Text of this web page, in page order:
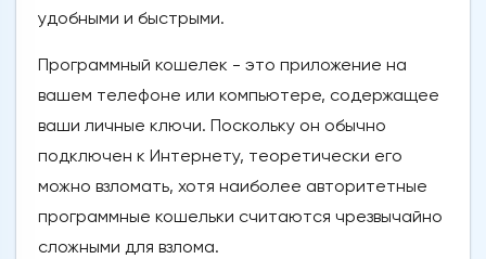
удобными и быстрыми.
Программный кошелек - это приложение на
вашем телефоне или компьютере, содержащее
ваши личные ключи. Поскольку он обычно
подключен к Интернету, теоретически его
можно взломать, хотя наиболее авторитетные
программные кошельки считаются чрезвычайно
сложными для взлома.